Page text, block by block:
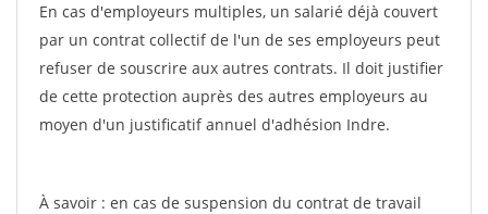
En cas d'employeurs multiples, un salarié déjà couvert
par un contrat collectif de l'un de ses employeurs peut
refuser de souscrire aux autres contrats. Il doit justifier
de cette protection auprès des autres employeurs au
moyen d'un justificatif annuel d'adhésion Indre.
À savoir : en cas de suspension du contrat de travail